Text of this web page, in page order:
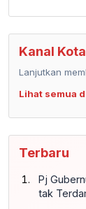
Kanal
Lanjutkan
Lihat semua
Terbaru
Pj
tak